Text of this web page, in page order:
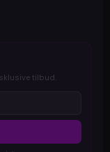
tilbud.